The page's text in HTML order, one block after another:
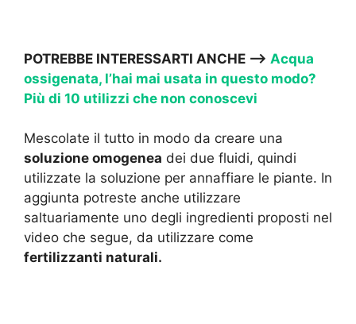
POTREBBE INTERESSARTI ANCHE —-> Acqua
ossigenata, l’hai mai usata in questo modo?
Più di 10 utilizzi che non conoscevi
Mescolate il tutto in modo da creare una
soluzione omogenea dei due fluidi, quindi
utilizzate la soluzione per annaffiare le piante. In
aggiunta potreste anche utilizzare
saltuariamente uno degli ingredienti proposti nel
video che segue, da utilizzare come
fertilizzanti naturali.